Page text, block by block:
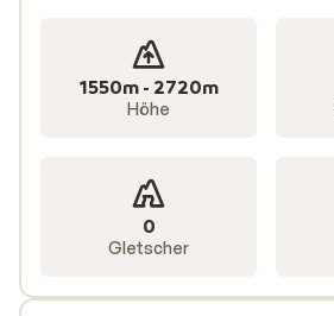
1550m - 2720m
Höhe
0
Gletscher